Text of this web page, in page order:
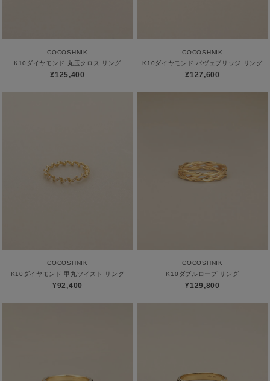
COCOSHNIK
K10ダイヤモンド 丸玉クロス リング
¥125,400
COCOSHNIK
K10ダイヤモンド パヴェブリッジ リング
¥127,600
COCOSHNIK
K10ダイヤモンド 甲丸ツイスト リング
¥92,400
COCOSHNIK
K10ダブルロープ リング
¥129,800